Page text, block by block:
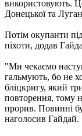
використовують.
Донецької та
Потім окупанти
піхоти, додав
"Ми чекаємо
гальмують, бо не
бліцкригу, який
повторення, тому
прорив. Повинні
наголосив Гайдай.